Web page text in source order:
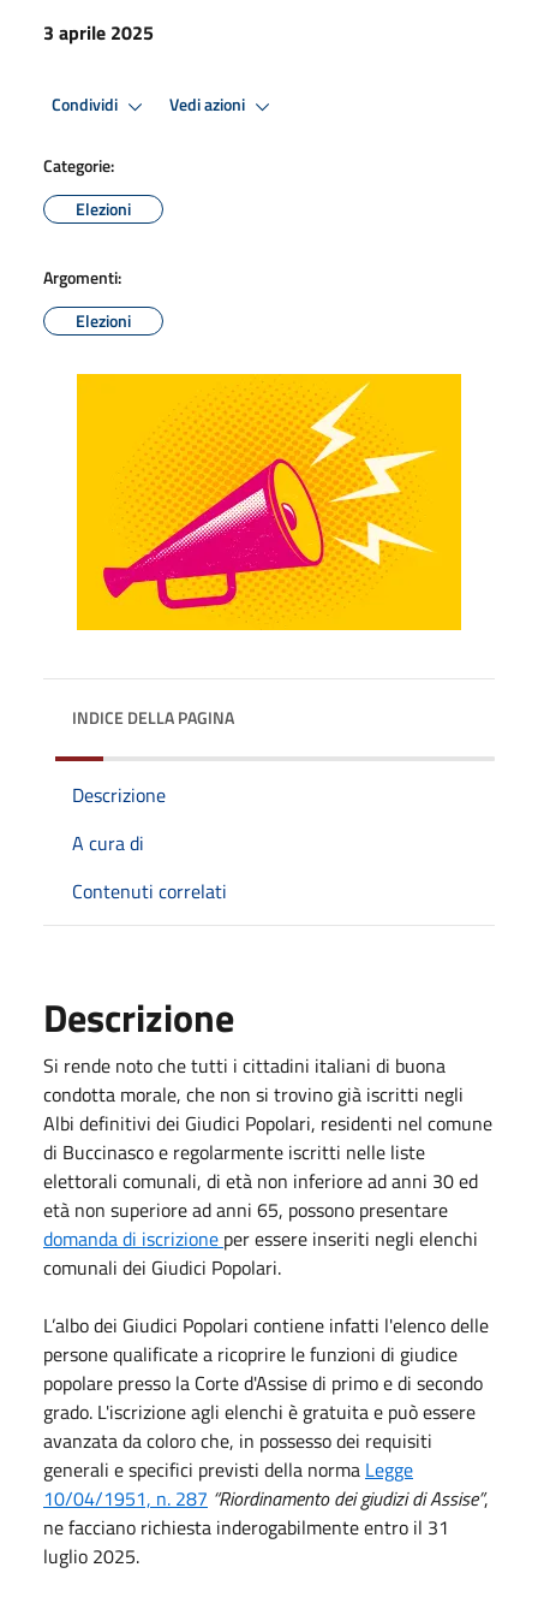
3 aprile 2025
Condividi Vedi azioni
Categorie:
Elezioni
Argomenti:
Elezioni
INDICE DELLA PAGINA
Descrizione
A cura di
Contenuti correlati
Descrizione
Si rende noto che tutti i cittadini italiani di buona
condotta morale, che non si trovino già iscritti negli
Albi definitivi dei Giudici Popolari, residenti nel comune
di Buccinasco e regolarmente iscritti nelle liste
elettorali comunali, di età non inferiore ad anni 30 ed
età non superiore ad anni 65, possono presentare
domanda di iscrizione per essere inseriti negli elenchi
comunali dei Giudici Popolari.
L’albo dei Giudici Popolari contiene infatti l'elenco delle
persone qualificate a ricoprire le funzioni di giudice
popolare presso la Corte d'Assise di primo e di secondo
grado. L'iscrizione agli elenchi è gratuita e può essere
avanzata da coloro che, in possesso dei requisiti
generali e specifici previsti della norma Legge
10/04/1951, n. 287 “Riordinamento dei giudizi di Assise”,
ne facciano richiesta inderogabilmente entro il 31
luglio 2025.